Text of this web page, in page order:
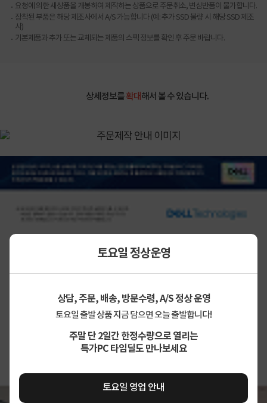
토요일 정상운영
상담, 주문, 배송, 방문수령, A/S 정상 운영
토요일 출발 상품 지금 담으면 오늘 출발합니다!
주말 단 2일간 한정수량으로 열리는
특가PC 타임딜도 만나보세요
토요일 영업 안내
요청에 의한 새상품을 개봉하여 제작하는 상품으로 주문취소, 변심반품이 불가합니다.
장착된 부품은 해당 제조사에서 A/S 가능합니다 (예: 추가 SSD 불량 시 해당 SSD 제조
사)
기본제품과 추가 또는 교체되는 제품의 스펙 정보를 확인 후 주문 바랍니다.
상세정보를확대해서 볼 수 있습니다.